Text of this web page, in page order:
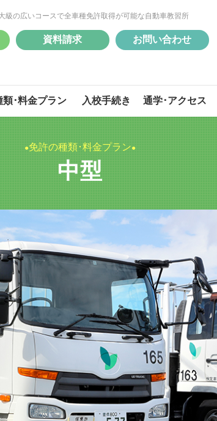
級の広いコースで全車種免許取得が可能な自動車教習所
資料請求 お問い合わせ
類･料金プラン
けん引
二種免許 中型
受験資格
入校手続き
けん引
通学･アクセス
免許の種類･料金プラン
中型